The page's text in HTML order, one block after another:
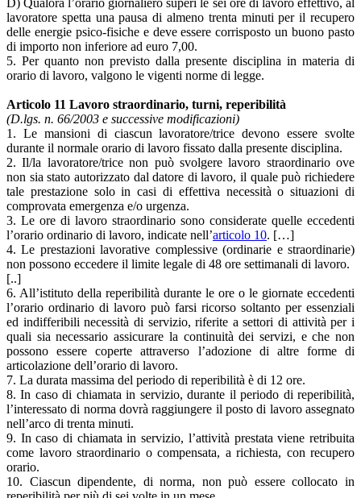
lavoratore spetta una pausa di almeno trenta minuti per il recupero
delle energie psico-fisiche e deve essere corrisposto un buono pasto
di importo non inferiore ad euro 7,00.
5. Per quanto non previsto dalla presente disciplina in materia di
orario di lavoro, valgono le vigenti norme di legge.
Articolo 11 Lavoro straordinario, turni, reperibilità
(D.lgs. n. 66/2003 e successive modificazioni)
1. Le mansioni di ciascun lavoratore/trice devono essere svolte
durante il normale orario di lavoro fissato dalla presente disciplina.
2. Il/la lavoratore/trice non può svolgere lavoro straordinario ove
non sia stato autorizzato dal datore di lavoro, il quale può richiedere
tale prestazione solo in casi di effettiva necessità o situazioni di
comprovata emergenza e/o urgenza.
3. Le ore di lavoro straordinario sono considerate quelle eccedenti
l’orario ordinario di lavoro, indicate nell’articolo 10. […]
4. Le prestazioni lavorative complessive (ordinarie e straordinarie)
non possono eccedere il limite legale di 48 ore settimanali di lavoro.
[..]
6. All’istituto della reperibilità durante le ore o le giornate eccedenti
l’orario ordinario di lavoro può farsi ricorso soltanto per essenziali
ed indifferibili necessità di servizio, riferite a settori di attività per i
quali sia necessario assicurare la continuità dei servizi, e che non
possono essere coperte attraverso l’adozione di altre forme di
articolazione dell’orario di lavoro.
7. La durata massima del periodo di reperibilità è di 12 ore.
8. In caso di chiamata in servizio, durante il periodo di reperibilità,
l’interessato di norma dovrà raggiungere il posto di lavoro assegnato
nell’arco di trenta minuti.
9. In caso di chiamata in servizio, l’attività prestata viene retribuita
come lavoro straordinario o compensata, a richiesta, con recupero
orario.
10. Ciascun dipendente, di norma, non può essere collocato in